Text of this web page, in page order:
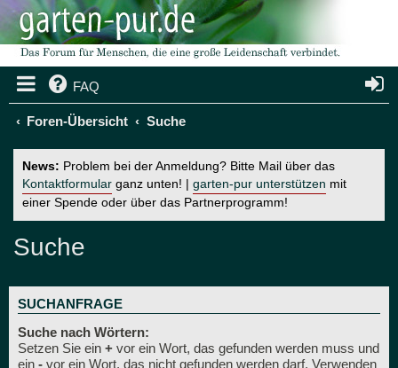
FAQ
Foren-Übersicht Suche
News: Problem bei der Anmeldung? Bitte Mail über das
Kontaktformular ganz unten! | garten-pur unterstützen mit
einer Spende oder über das Partnerprogramm!
Suche
SUCHANFRAGE
Suche nach Wörtern:
Setzen Sie ein + vor ein Wort, das gefunden werden muss und
ein - vor ein Wort, das nicht gefunden werden darf. Verwenden